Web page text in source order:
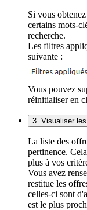
Si vous
certains mots-
recherche.
Les filtres
suivante :
Vous pouvez
réinitialiser en
3. Visualiser
La liste des
pertinence.
plus à vos
Vous avez
restitue les
celles-ci sont
est le plus